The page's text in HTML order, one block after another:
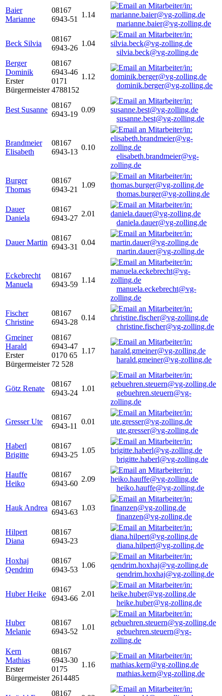
Baier
Marianne
08167
6943-51
1.14
marianne.baier@vg-zolling.de
Beck Silvia
08167
6943-26
1.04
silvia.beck@vg-zolling.de
Berger
Dominik
Erster
Bürgermeister
08167
6943-46
0171
4788152
1.12
dominik.berger@vg-zolling.de
Best Susanne
08167
6943-19
0.09
susanne.best@vg-zolling.de
Brandmeier
Elisabeth
08167
6943-13
0.10
elisabeth.brandmeier@vg-
zolling.de
Burger
Thomas
08167
6943-21
1.09
thomas.burger@vg-zolling.de
Dauer
Daniela
08167
6943-27
2.01
daniela.dauer@vg-zolling.de
Dauer Martin
08167
6943-31
0.04
martin.dauer@vg-zolling.de
Eckebrecht
Manuela
08167
6943-59
1.14
manuela.eckebrecht@vg-
zolling.de
Fischer
Christine
08167
6943-28
0.14
christine.fischer@vg-zolling.de
Gmeiner
Harald
Erster
Bürgermeister
08167
6943-47
0170 65
72 528
1.17
harald.gmeiner@vg-zolling.de
Götz Renate
08167
6943-24
1.01
gebuehren.steuern@vg-
zolling.de
Gresser Ute
08167
6943-11
0.01
ute.gresser@vg-zolling.de
Haberl
Brigitte
08167
6943-25
1.05
brigitte.haberl@vg-zolling.de
Hauffe
Heiko
08167
6943-60
2.09
heiko.hauffe@vg-zolling.de
Hauk Andrea
08167
6943-63
1.03
finanzen@vg-zolling.de
Hilpert
Diana
08167
6943-23
diana.hilpert@vg-zolling.de
Hoxhaj
Qendrim
08167
6943-53
1.06
qendrim.hoxhaj@vg-zolling.de
Huber Heike
08167
6943-66
2.01
heike.huber@vg-zolling.de
Huber
Melanie
08167
6943-52
1.01
gebuehren.steuern@vg-
zolling.de
Kern
Mathias
Erster
Bürgermeister
08167
6943-30
0175
2614485
1.16
mathias.kern@vg-zolling.de
08167